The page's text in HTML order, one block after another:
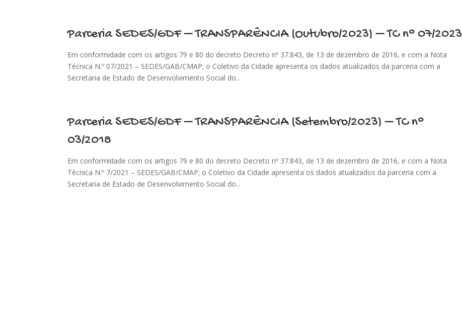
Parceria SEDES/GDF – TRANSPARÊNCIA (Outubro/2023) – TC n° 07/2023
Em conformidade com os artigos 79 e 80 do decreto Decreto nº 37.843, de 13 de dezembro de 2016, e com a Nota
Técnica N.º 07/2021 – SEDES/GAB/CMAP; o Coletivo da Cidade apresenta os dados atualizados da parceria com a
Secretaria de Estado de Desenvolvimento Social do...
Parceria SEDES/GDF – TRANSPARÊNCIA (Setembro/2023) – TC n°
03/2018
Em conformidade com os artigos 79 e 80 do decreto Decreto nº 37.843, de 13 de dezembro de 2016, e com a Nota
Técnica N.º 7/2021 – SEDES/GAB/CMAP; o Coletivo da Cidade apresenta os dados atualizados da parceria com a
Secretaria de Estado de Desenvolvimento Social do...